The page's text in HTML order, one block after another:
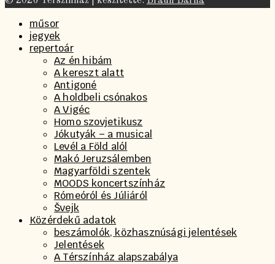
műsor
jegyek
repertoár
Az én hibám
A kereszt alatt
Antigoné
A holdbeli csónakos
A Vigéc
Homo szovjetikusz
Jókutyák – a musical
Levél a Föld alól
Makó Jeruzsálemben
Magyarföldi szentek
MOODS koncertszínház
Rómeóról és Júliáról
Švejk
Közérdekű adatok
beszámolók, közhasznúsági jelentések
Jelentések
A Térszínház alapszabálya